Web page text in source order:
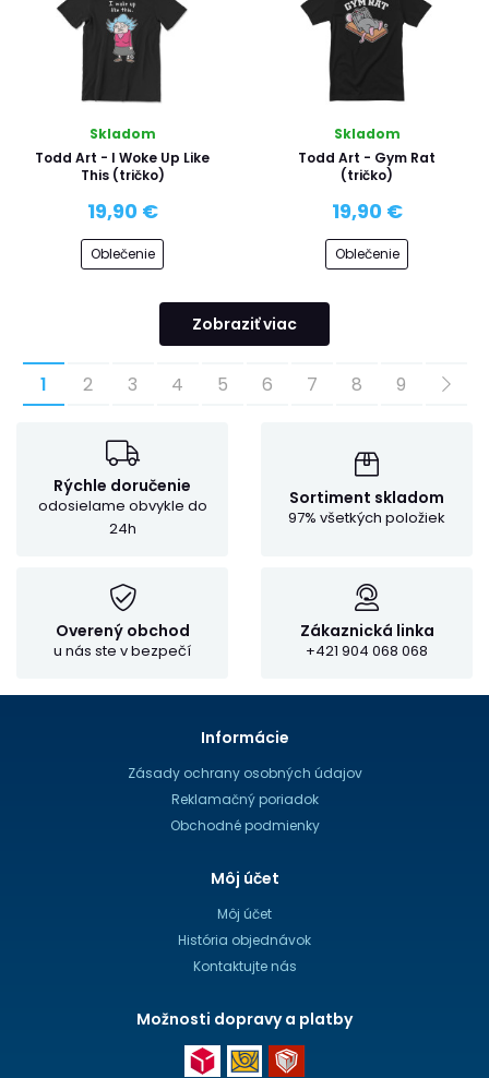
Skladom
Todd Art - I Woke Up Like
This (tričko)
19,90 €
Oblečenie
Skladom
Todd Art - Gym Rat
(tričko)
19,90 €
Oblečenie
Zobraziť viac
1 2 3 4 5 6 7 8 9
Rýchle doručenie
odosielame obvykle do
24h
Sortiment skladom
97% všetkých položiek
Overený obchod
u nás ste v bezpečí
Zákaznická linka
+421 904 068 068
Informácie
Zásady ochrany osobných údajov
Reklamačný poriadok
Obchodné podmienky
Môj účet
Môj účet
História objednávok
Kontaktujte nás
Možnosti dopravy a platby